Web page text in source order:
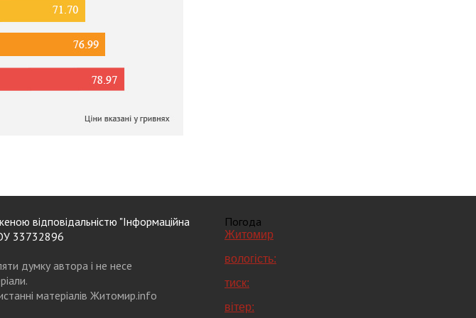
відповідальністю "Інформаційна
33732896
думку автора і не несе
матеріалів Житомир.info
Погода
Житомир
вологість:
тиск:
вітер: